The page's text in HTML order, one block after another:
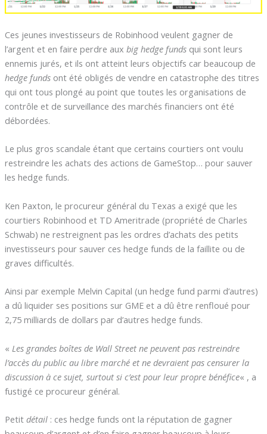
Ces jeunes investisseurs de Robinhood veulent gagner de
l’argent et en faire perdre aux big hedge fundsqui sont leurs
ennemis jurés, et ils ont atteint leurs objectifs car beaucoup de
hedge fundsont été obligés de vendre en catastrophe des titres
qui ont tous plongé au point que toutes les organisations de
contrôle et de surveillance des marchés financiers ont été
débordées.
Le plus gros scandale étant que certains courtiers ont voulu
restreindre les achats des actions de GameStop… pour sauver
les hedge funds.
Ken Paxton, le procureur général du Texas a exigé que les
courtiers Robinhood et TD Ameritrade (propriété de Charles
Schwab) ne restreignent pas les ordres d’achats des petits
investisseurs pour sauver ces hedge funds de la faillite ou de
graves difficultés.
Ainsi par exemple Melvin Capital (un hedge fund parmi d’autres)
a dû liquider ses positions sur GME et a dû être renfloué pour
2,75 milliards de dollars par d’autres hedge funds.
« Les grandes boîtes de Wall Street ne peuvent pas restreindre
l’accès du public au libre marché et ne devraient pas censurer la
discussion à ce sujet, surtout si c’est pour leur propre bénéfice« , a
fustigé ce procureur général.
Petit détail: ces hedge funds ont la réputation de gagner